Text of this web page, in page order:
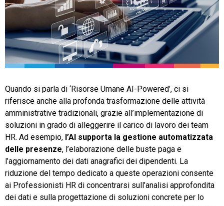
Financial Solutions
HR
Trust Services
TeamSystem Corporate
TeamSystem Store
Quando si parla di ‘Risorse Umane AI-Powered’, ci si
riferisce anche alla profonda trasformazione delle attività
amministrative tradizionali, grazie all’implementazione di
soluzioni in grado di alleggerire il carico di lavoro dei team
HR. Ad esempio, l’AI supporta la gestione automatizzata
delle presenze, l’elaborazione delle buste paga e
l’aggiornamento dei dati anagrafici dei dipendenti. La
riduzione del tempo dedicato a queste operazioni consente
ai Professionisti HR di concentrarsi sull’analisi approfondita
dei dati e sulla progettazione di soluzioni concrete per lo